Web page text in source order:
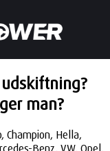
man?
Champion, Hella,
Benz, VW, Opel,